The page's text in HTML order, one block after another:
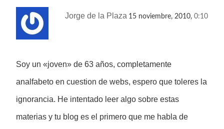
Jorge de la Plaza 15 noviembre, 2010, 0:10
Soy un «joven» de 63 años, completamente
analfabeto en cuestion de webs, espero que toleres la
ignorancia. He intentado leer algo sobre estas
materias y tu blog es el primero que me habla de